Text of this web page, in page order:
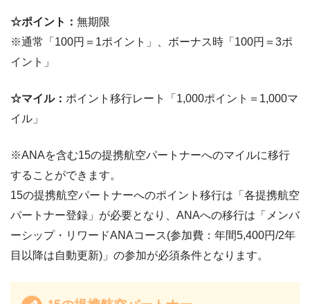
☆ポイント： 無期限
※通常「100円＝1ポイント」、ボーナス時「100円＝3ポ
イント」
☆マイル： ポイント移行レート「1,000ポイント＝1,000マ
イル」
※ANAを含む15の提携航空パートナーへのマイルに移行
することができます。
15の提携航空パートナーへのポイント移行は「各提携航空
パートナー登録」が必要となり、ANAへの移行は「メンバ
ーシップ・リワードANAコース(参加費：年間5,400円/2年
目以降は自動更新)」の参加が必須条件となります。